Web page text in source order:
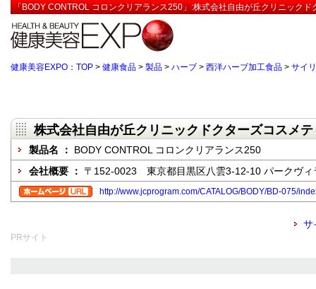
「BODY CONTROL コロンクリアランス250」:株式会社自由が丘クリニック
健康美容EXPO：TOP > 健康食品 > 製品 > ハーブ > 西洋ハーブ加工食品 > サイ
株式会社自由が丘クリニックドクターズコスメ
製品名 ： BODY CONTROL コロンクリアランス250
会社概要 ： 〒152-0023 東京都目黒区八雲3-12-10 パークヴィ
http://www.jcprogram.com/CATALOG/BODY/BD-075/
サ
PRサイト